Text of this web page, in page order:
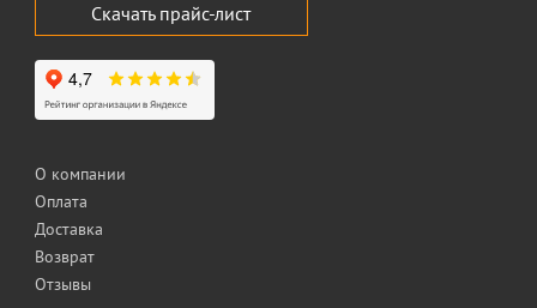
Скачать прайс-лист
О компании
Оплата
Доставка
Возврат
Отзывы